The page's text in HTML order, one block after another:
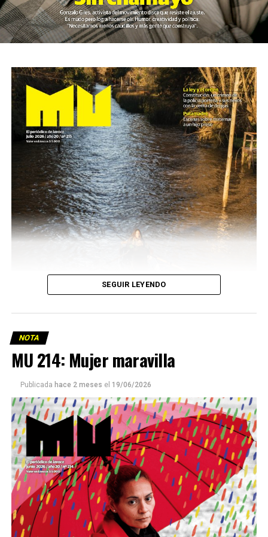
Este número 215 de MU ☝️viene con doble tapa, que
podría ser una frase:
Sin chamuyo, a remarla.
Descargar la Mu en PDF
SEGUIR LEYENDO
NOTA
MU 214: Mujer maravilla
Publicada hace 2 meses el 19/06/2026